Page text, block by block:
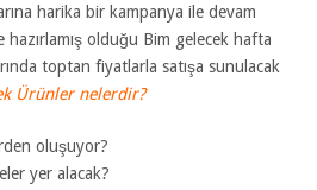
harika bir kampanya ile devam
olduğu Bim gelecek hafta
toptan fiyatlarla satışa sunulacak
Ürünler nelerdir?
oluşuyor?
yer alacak?